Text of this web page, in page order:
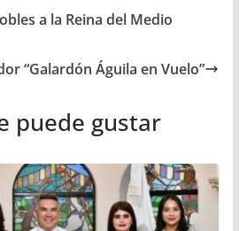
a la Reina del Medio
“Galardón Águila en Vuelo”
puede gustar